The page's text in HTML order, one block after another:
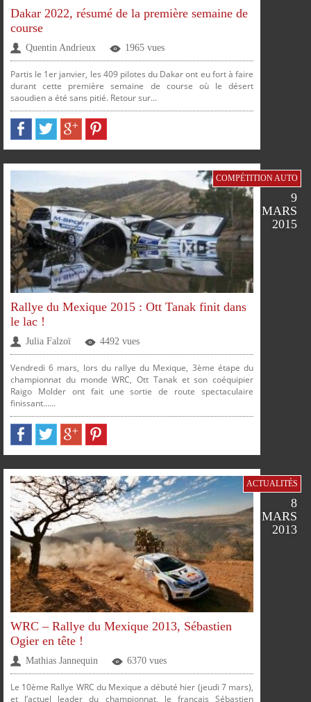
Dakar 2022, résumé de la première semaine de
course
Quentin Andrieux 1965 vues
Partis le 1er janvier, les 409 pilotes du Dakar ont eu fort à faire
durant cette première semaine de course où le désert
saoudien a été sans pitié. Retour sur...
COMPÉTITION AUTO
9
MARS
2015
Rallye du Mexique 2015 : Ott Tanak finit dans
le lac !
Julia Falzoï 4492 vues
Vendredi 6 mars, lors du rallye du Mexique, 3ème étape du
championnat du monde WRC, Ott Tanak et son coéquipier
Raigo Molder ont fait une sortie de route spectaculaire
finissant…...
ACTUALITÉS
8
MARS
2013
WRC – Rallye du Mexique 2013, Sébastien
Ogier en tête !
Mathias Jannequin 6370 vues
Le 10ème Rallye WRC du Mexique a débuté hier (jeudi 7 mars),
et l’actuel leader du championnat, le français Sébastien